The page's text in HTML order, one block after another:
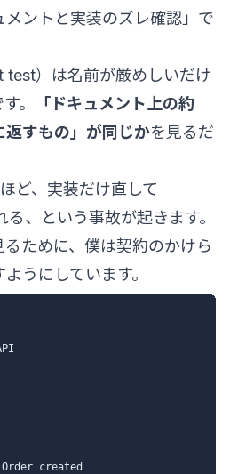
ントと実装のズレ確認」で
）は名前が厳めしいだけ
。
「ドキュメント上の約
返すもの」が同じかを見るだ
ど、実装だけ直して
、という事故が起きます。
ために、僕は契約のかけら
うにしています。
Order created